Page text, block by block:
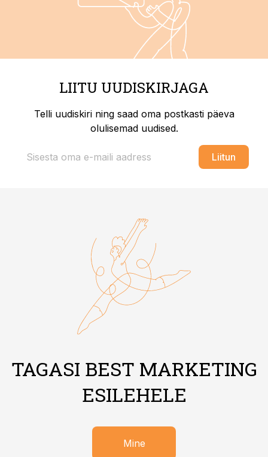
LIITU UUDISKIRJAGA
Telli uudiskiri ning saad oma postkasti päeva
olulisemad uudised.
Liitun
TAGASI BEST MARKETING
ESILEHELE
Mine